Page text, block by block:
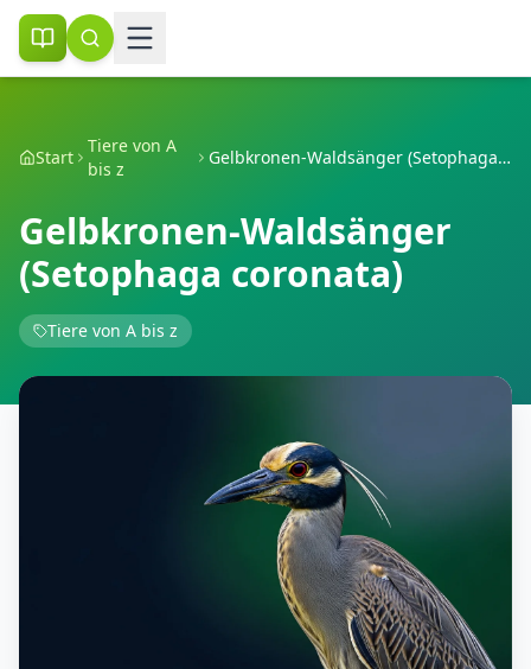
Start
Tiere von A
bis z
Gelbkronen-Waldsänger (Setophaga coronata)
Gelbkronen-Waldsänger
(Setophaga coronata)
Tiere von A bis z